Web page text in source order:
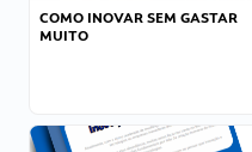
COMO INOVAR SEM GASTAR
MUITO